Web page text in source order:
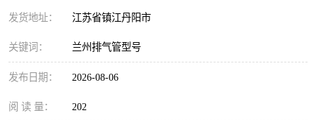
发货地址： 江苏省镇江丹阳市
关键词： 兰州排气管型号
发布日期： 2026-08-06
阅 读 量： 202